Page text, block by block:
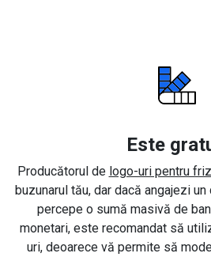
Este
Producătorul de logo-uri pentru
buzunarul tău, dar dacă angajezi
percepe o sumă masivă de
monetari, este recomandat să
uri, deoarece vă permite să